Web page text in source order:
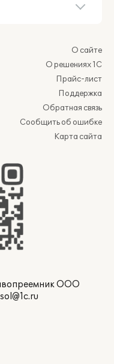
О сайте
О решениях 1С
Прайс-лист
Поддержка
Обратная связь
Сообщить об ошибке
Карта сайта
ООО